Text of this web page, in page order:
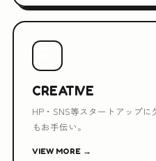
CREATIVE
HP・SNS等スタートアップ
もお手伝い。
VIEW MORE →